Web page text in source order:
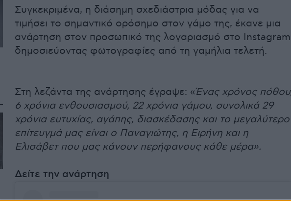
Συγκεκριμένα, η διάσημη σχεδιάστρια μόδας για να
τιμήσει το σημαντικό ορόσημο στον γάμο της, έκανε μια
ανάρτηση στον προσωπικό της λογαριασμό στο Instagram
δημοσιεύοντας φωτογραφίες από τη γαμήλια τελετή.
Στη λεζάντα της ανάρτησης έγραψε: «Ένας χρόνος
6 χρόνια ενθουσιασμού, 22 χρόνια γάμου, συνολικά 29
χρόνια ευτυχίας, αγάπης, διασκέδασης και το μεγαλύτερο
επίτευγμά μας είναι ο Παναγιώτης, η Ειρήνη και η
Ελισάβετ που μας κάνουν περήφανους κάθε μέρα».
Δείτε την ανάρτηση